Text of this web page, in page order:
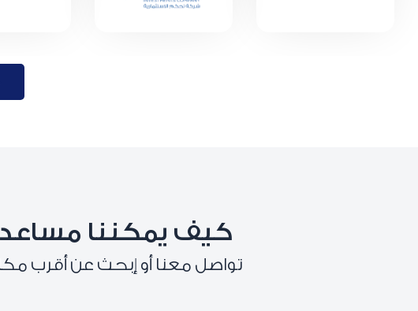
كيف يمكننا
تواصل معنا أو إبحث عن أقرب